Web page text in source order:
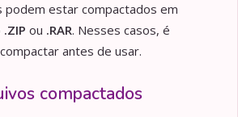
podem estar compactados em
.ZIP ou .RAR. Nesses casos, é
antes de usar.
compactados